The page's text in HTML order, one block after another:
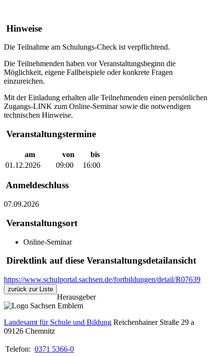
Hinweise
Die Teilnahme am Schulungs-Check ist verpflichtend.
Die Teilnehmenden haben vor Veranstaltungsbeginn die
Möglichkeit, eigene Fallbeispiele oder konkrete Fragen
einzureichen.
Mit der Einladung erhalten alle Teilnehmenden einen persönlichen
Zugangs-LINK zum Online-Seminar sowie die notwendigen
technischen Hinweise.
Veranstaltungstermine
am von
bis
01.12.2026
09:00 16:00
Anmeldeschluss
07.09.2026
Veranstaltungsort
Online-Seminar
Direktlink auf diese Veranstaltungsdetailansicht
https://www.schulportal.sachsen.de/fortbildungen/detail/R07639
zurück zur Liste
Herausgeber
Landesamt für Schule und Bildung Reichenhainer Straße 29 a
09126 Chemnitz
Telefon: 0371 5366-0